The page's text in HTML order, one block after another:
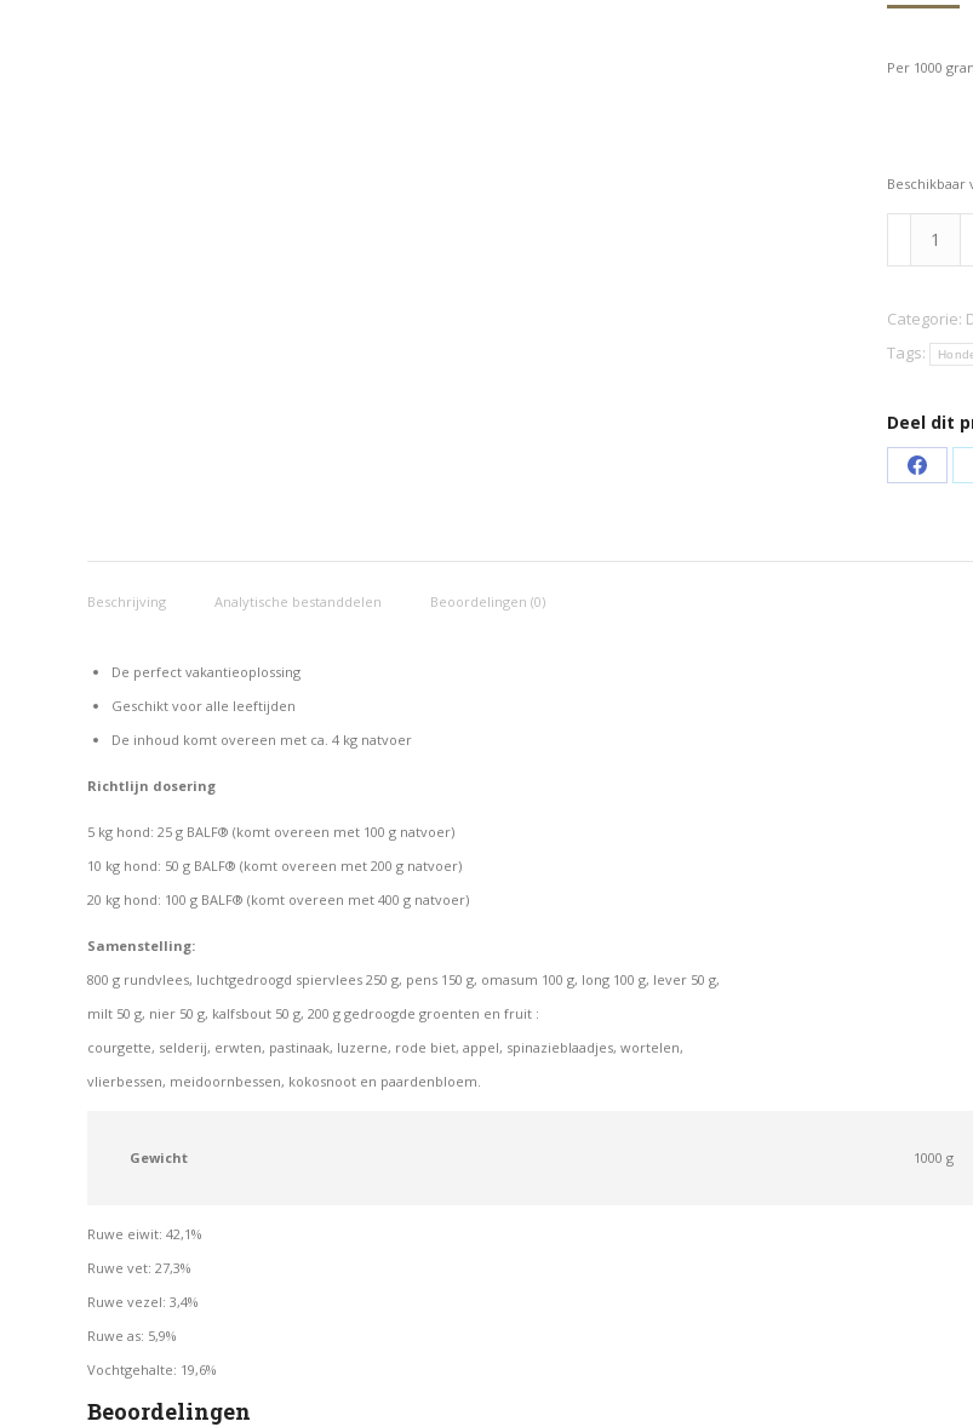
Per 1000
Beschikbaar
BARF
rundvlees
aantal
Categorie:
Tags:
Deel dit
Deel
Beschrijving Analytische bestanddelen Beoordelingen (0)
De perfect vakantieoplossing
Geschikt voor alle leeftijden
De inhoud komt overeen met ca. 4 kg natvoer
Richtlijn dosering
5 kg hond: 25 g BALF® (komt overeen met 100 g natvoer)
10 kg hond: 50 g BALF® (komt overeen met 200 g natvoer)
20 kg hond: 100 g BALF® (komt overeen met 400 g natvoer)
Samenstelling:
800 g rundvlees, luchtgedroogd spiervlees 250 g, pens 150 g, omasum 100 g, long 100 g, lever 50 g,
milt 50 g, nier 50 g, kalfsbout 50 g, 200 g gedroogde groenten en fruit :
courgette, selderij, erwten, pastinaak, luzerne, rode biet, appel, spinazieblaadjes, wortelen,
vlierbessen, meidoornbessen, kokosnoot en paardenbloem.
Gewicht 1000 g
Ruwe eiwit: 42,1%
Ruwe vet: 27,3%
Ruwe vezel: 3,4%
Ruwe as: 5,9%
Vochtgehalte: 19,6%
Beoordelingen